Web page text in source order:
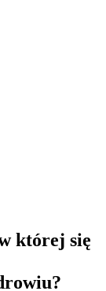
której się